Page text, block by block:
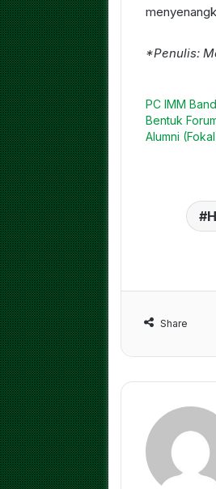
*Penulis:
PC IMM
Bentuk
Alumni
Share